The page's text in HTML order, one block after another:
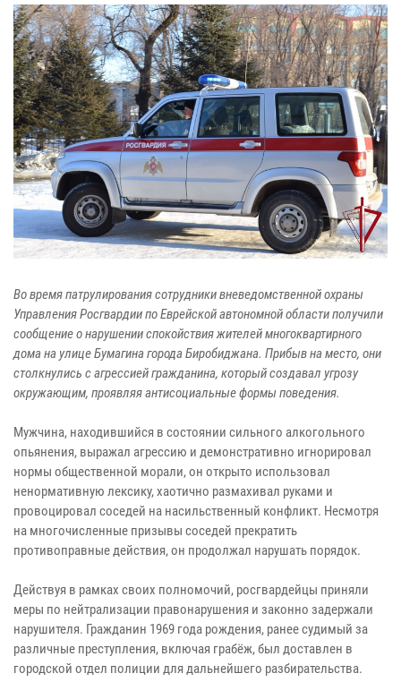
Во время патрулирования сотрудники вневедомственной охраны
Управления Росгвардии по Еврейской автономной области получили
сообщение о нарушении спокойствия жителей многоквартирного
дома на улице Бумагина города Биробиджана. Прибыв на место, они
столкнулись с агрессией гражданина, который создавал угрозу
окружающим, проявляя антисоциальные формы поведения.
Мужчина, находившийся в состоянии сильного алкогольного
опьянения, выражал агрессию и демонстративно игнорировал
нормы общественной морали, он открыто использовал
ненормативную лексику, хаотично размахивал руками и
провоцировал соседей на насильственный конфликт. Несмотря
на многочисленные призывы соседей прекратить
противоправные действия, он продолжал нарушать порядок.
Действуя в рамках своих полномочий, росгвардейцы приняли
меры по нейтрализации правонарушения и законно задержали
нарушителя. Гражданин 1969 года рождения, ранее судимый за
различные преступления, включая грабёж, был доставлен в
городской отдел полиции для дальнейшего разбирательства.